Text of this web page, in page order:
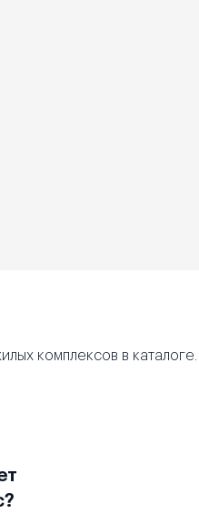
комплексов в каталоге.